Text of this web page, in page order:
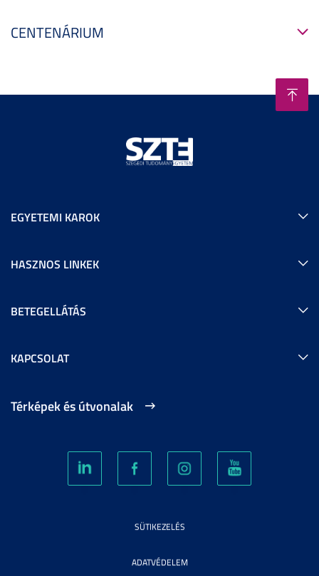
CENTENÁRIUM
EGYETEMI KAROK
HASZNOS LINKEK
BETEGELLÁTÁS
KAPCSOLAT
Térképek és útvonalak
SÜTIKEZELÉS
ADATVÉDELEM